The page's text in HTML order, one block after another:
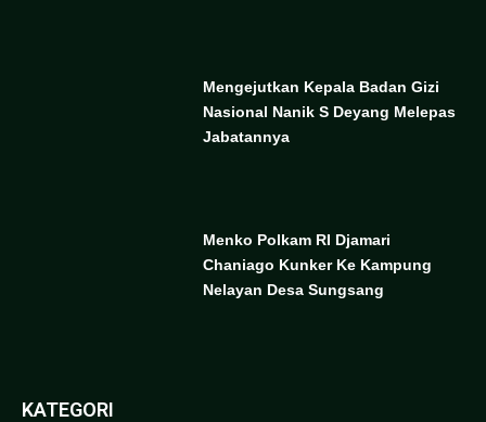
Mengejutkan Kepala Badan Gizi
Nasional Nanik S Deyang Melepas
Jabatannya
Menko Polkam RI Djamari
Chaniago Kunker Ke Kampung
Nelayan Desa Sungsang
KATEGORI